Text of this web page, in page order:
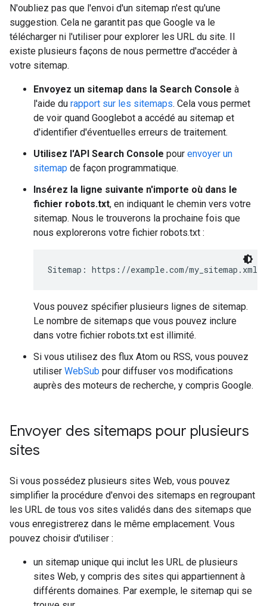
N'oubliez pas que l'envoi d'un sitemap n'est qu'une
suggestion. Cela ne garantit pas que Google va le
télécharger ni l'utiliser pour explorer les URL du site. Il
existe plusieurs façons de nous permettre d'accéder à
votre sitemap.
Envoyez un sitemap dans la Search Console à
l'aide du rapport sur les sitemaps. Cela vous permet
de voir quand Googlebot a accédé au sitemap et
d'identifier d'éventuelles erreurs de traitement.
Utilisez l'API Search Console pour envoyer un
sitemap de façon programmatique.
Insérez la ligne suivante n'importe où dans le
fichier robots.txt, en indiquant le chemin vers votre
sitemap. Nous le trouverons la prochaine fois que
nous explorerons votre fichier robots.txt :
Sitemap: https://example.com/my_sitemap.xml
Vous pouvez spécifier plusieurs lignes de sitemap.
Le nombre de sitemaps que vous pouvez inclure
dans votre fichier robots.txt est illimité.
Si vous utilisez des flux Atom ou RSS, vous pouvez
utiliser WebSub pour diffuser vos modifications
auprès des moteurs de recherche, y compris Google.
Envoyer des sitemaps pour plusieurs
sites
Si vous possédez plusieurs sites Web, vous pouvez
simplifier la procédure d'envoi des sitemaps en regroupant
les URL de tous vos sites validés dans des sitemaps que
vous enregistrerez dans le même emplacement. Vous
pouvez choisir d'utiliser :
un sitemap unique qui inclut les URL de plusieurs
sites Web, y compris des sites qui appartiennent à
différents domaines. Par exemple, le sitemap qui se